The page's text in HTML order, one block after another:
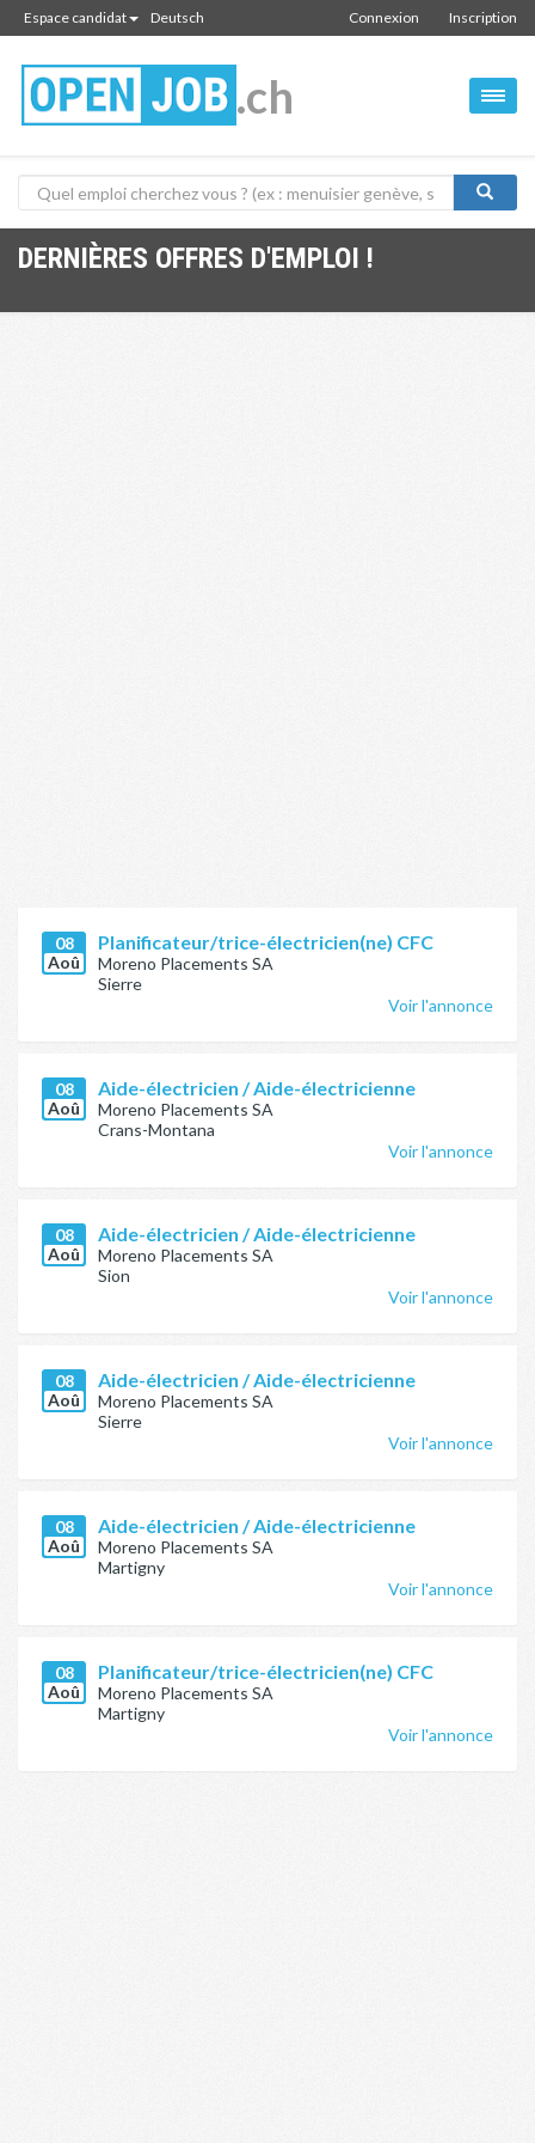
Espace candidat Deutsch Inscription
Connexion
.ch
DERNIÈRES OFFRES D'EMPLOI !
08
Aoû
Planificateur/trice-électricien(ne) CFC
Moreno Placements SA
Sierre
Voir l'annonce
08
Aoû
Aide-électricien / Aide-électricienne
Moreno Placements SA
Crans-Montana
Voir l'annonce
08
Aoû
Aide-électricien / Aide-électricienne
Moreno Placements SA
Sion
Voir l'annonce
08
Aoû
Aide-électricien / Aide-électricienne
Moreno Placements SA
Sierre
Voir l'annonce
08
Aoû
Aide-électricien / Aide-électricienne
Moreno Placements SA
Martigny
Voir l'annonce
08
Aoû
Planificateur/trice-électricien(ne) CFC
Moreno Placements SA
Martigny
Voir l'annonce